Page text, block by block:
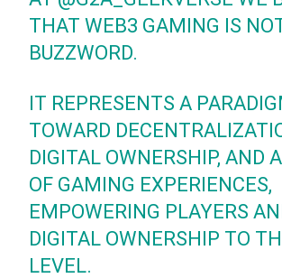
THAT WEB3 GAMING IS
BUZZWORD.
IT REPRESENTS A
TOWARD
DIGITAL OWNERSHIP, AND
OF GAMING EXPERIENCES,
EMPOWERING PLAYERS
DIGITAL OWNERSHIP TO
LEVEL.